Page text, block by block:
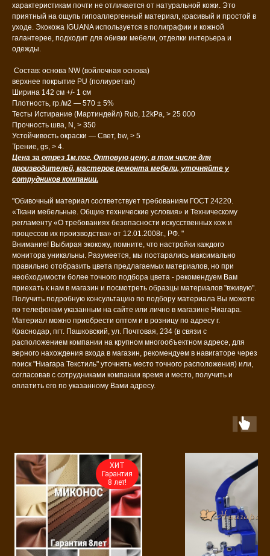
характеристикам почти не отличается от натуральной кожи. Это
приятный на ощупь гипоаллергенный материал, красивый и простой в
уходе. Экокожа IGUANA используется в полиграфии и кожной
галантерее, подходит для обивки мебели, отделки интерьера и
одежды.
Состав: основа NW (войлочная основа)
верхнее покрытие PU (полиуретан)
Ширина 142 см +/- 1 см
Плотность, гр./м2 — 570 ± 5%
Тесты Истирание (Мартиндейл) Rub, 12kPa, > 25 000
Прочность шва, N, > 350
Устойчивость окраски — Свет, bw, > 5
Трение, gs, > 4.
Цена за отрез 1м.пог. Оптовую цену, в том числе для
производителей, мастеров ремонта мебели, уточняйте у
сотрудников компании.
"Обивочный материал соответствует требованиям ГОСТ 24220.
«Ткани мебельные. Общие технические условия» и Техническому
регламенту «О требованиях безопасности искусственных кож и
процессов их производства» от 12.01.2008г., РФ. "
Внимание! Выбирая экокожу, помните, что настройки каждого
монитора уникальны. Разумеется, мы постарались максимально
правильно отобразить цвета предлагаемых материалов, но при
необходимости более точного подбора цвета - рекомендуем Вам
приехать к нам в магазин и посмотреть образцы материалов "вживую".
Получить подробную консультацию по подбору материала Вы можете
по телефонам указанным на сайте или лично в магазине Ниагара.
Материал можно приобрести оптом и в розницу по адресу г.
Краснодар, пгт. Пашковский, ул. Почтовая, 234 (в связи с
расположением компании на крупном многообъектном адресе, для
верного нахождения входа в магазин, рекомендуем в навигаторе через
поиск "Ниагара Текстиль" уточнять место точного расположения) или,
согласовав с сотрудниками компании время и место, получить и
оплатить его по указанному Вами адресу.
ХИТ
Гарантия
8 лет!